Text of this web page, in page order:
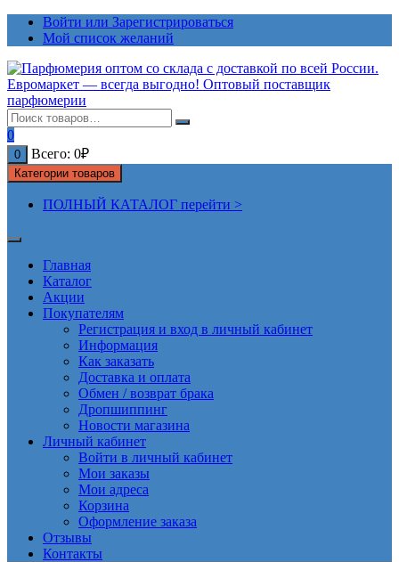
ПерейтиВойти или Зарегистрироваться
Мой список желаний
0
0 Всего: 0₽
Категории товаров
ПОЛНЫЙ КАТАЛОГ перейти >
Главная
Каталог
Акции
Покупателям
Регистрация и вход в личный кабинет
Информация
Как заказать
Доставка и оплата
Обмен / возврат брака
Дропшиппинг
Новости магазина
Личный кабинет
Войти в личный кабинет
Мои заказы
Мои адреса
Корзина
Оформление заказа
Отзывы
Контакты